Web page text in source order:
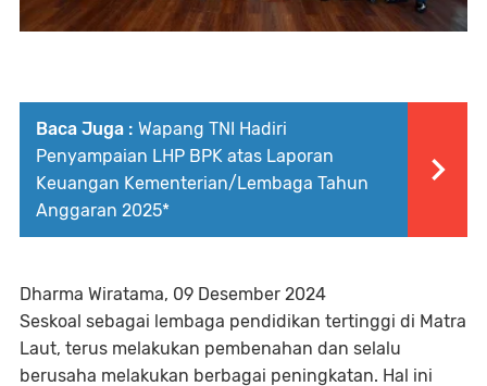
Baca Juga : Wapang TNI Hadiri
Penyampaian LHP BPK atas Laporan
Keuangan Kementerian/Lembaga Tahun
Anggaran 2025*
Dharma Wiratama, 09 Desember 2024
Seskoal sebagai lembaga pendidikan tertinggi di Matra
Laut, terus melakukan pembenahan dan selalu
berusaha melakukan berbagai peningkatan. Hal ini